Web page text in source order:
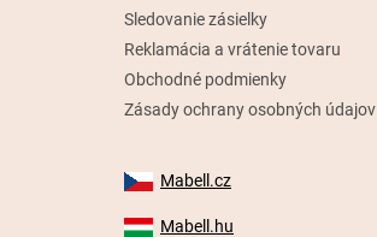
Sledovanie zásielky
Reklamácia a vrátenie tovaru
Obchodné podmienky
Zásady ochrany osobných údajov
Mabell.cz
Mabell.hu